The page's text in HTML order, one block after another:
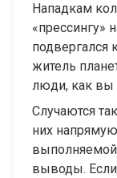
Нападкам
«прессингу»
житель
люди, как вы
Случаются
них
выполняемой
выводы.